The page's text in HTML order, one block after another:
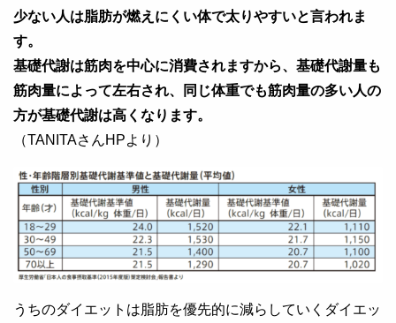
少ない人は脂肪が燃えにくい体で太りやすいと言われま
す。
基礎代謝は筋肉を中心に消費されますから、基礎代謝量も
筋肉量によって左右され、同じ体重でも筋肉量の多い人の
方が基礎代謝は高くなります。
（TANITAさんHPより）
うちのダイエットは脂肪を優先的に減らしていくダイエッ